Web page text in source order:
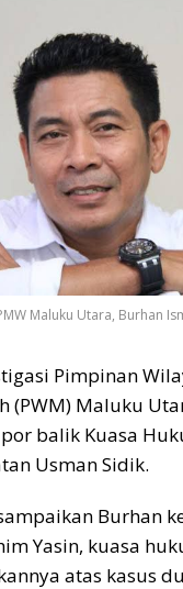
Maluku Utara, Burhan
Pimpinan
(PWM) Maluku
balik Kuasa
Usman Sidik.
Burhan
Yasin, kuasa
atas kasus